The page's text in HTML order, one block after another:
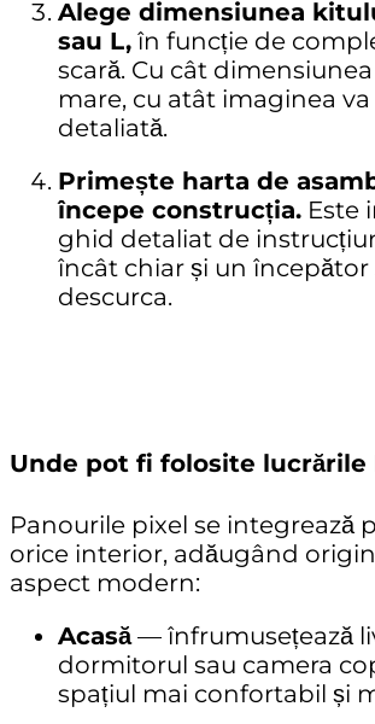
Alege dimensiunea
sau L, în funcție de
scară. Cu cât
mare, cu atât imaginea
detaliată.
Primește harta de
începe construcția. Este
ghid detaliat de
încât chiar și un începător
descurca.
Unde pot fi folosite lucrările
Panourile pixel se integrează
orice interior, adăugând
aspect modern:
Acasă— înfrumusețează
dormitorul sau camera
spațiul mai confortabil și